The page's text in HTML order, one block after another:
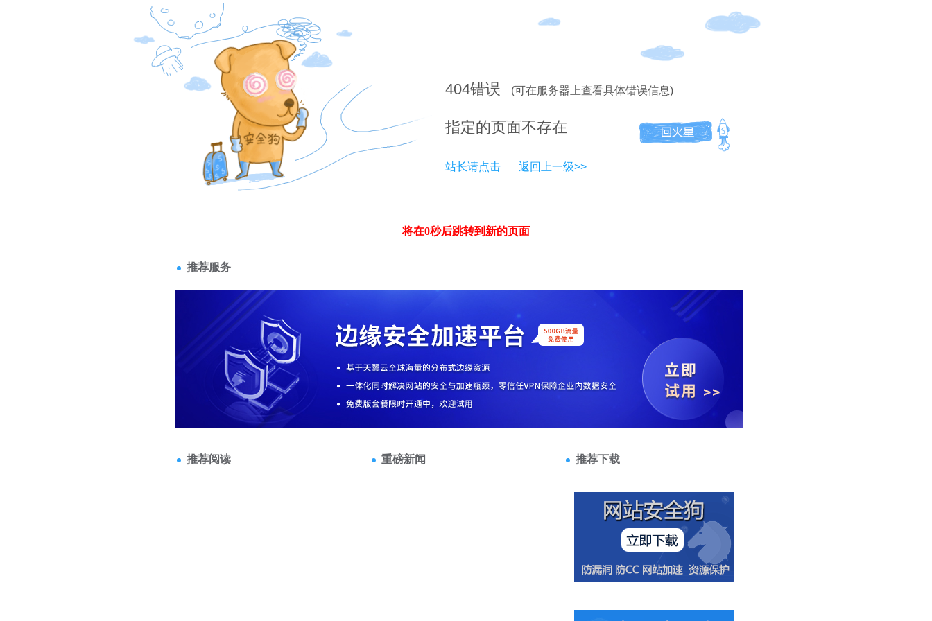
404错误 (可在服务器上查看具体错误信息)
指定的页面不存在
站长请点击 返回上一级>>